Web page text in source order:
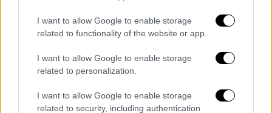
I want to allow Google to enable storage
related to functionality of the website or app.
I want to allow Google to enable storage
related to personalization.
I want to allow Google to enable storage
related to security, including authentication
ευρώ για την ίδια περίοδο το 2024.
Διαβάστε ακόμη
Εκτελέσεις, συλλήψεις και νέοι
περιορισμοί: Το Ιράν σκληραίνει τη γραμμή